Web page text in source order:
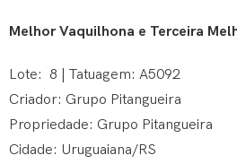
Melhor Vaquilhona e Terceira
Lote: 8 | Tatuagem: A5092
Criador: Grupo Pitangueira
Propriedade: Grupo Pitangueira
Cidade: Uruguaiana/RS